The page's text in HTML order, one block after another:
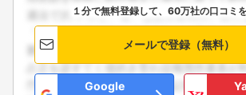
１分で無料登録して、60万社の口コミ
メールで登録（無料）
Google